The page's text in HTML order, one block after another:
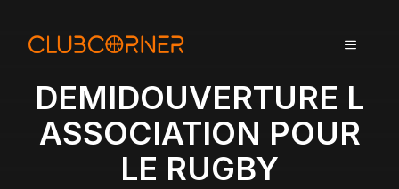
MENU
DEMIDOUVERTURE L
ASSOCIATION POUR
LE RUGBY